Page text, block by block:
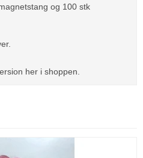
og 100 stk
her i shoppen.